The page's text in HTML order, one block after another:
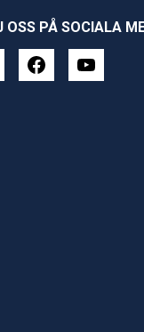
OSS PÅ SOCIALA